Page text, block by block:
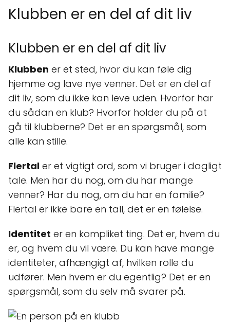
Klubben er en del af dit liv
Klubben er en del af dit liv
Klubben er et sted, hvor du kan føle dig
hjemme og lave nye venner. Det er en del af
dit liv, som du ikke kan leve uden. Hvorfor har
du sådan en klub? Hvorfor holder du på at
gå til klubberne? Det er en spørgsmål, som
alle kan stille.
Flertal er et vigtigt ord, som vi bruger i dagligt
tale. Men har du nog, om du har mange
venner? Har du nog, om du har en familie?
Flertal er ikke bare en tall, det er en følelse.
Identitet er en kompliket ting. Det er, hvem du
er, og hvem du vil være. Du kan have mange
identiteter, afhængigt af, hvilken rolle du
udfører. Men hvem er du egentlig? Det er en
spørgsmål, som du selv må svarer på.